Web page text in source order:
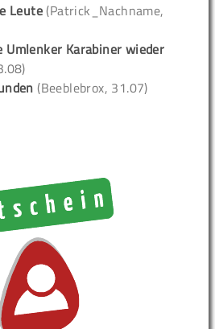
Leute (Patrick_Nachname,
Umlenker Karabiner wieder
(Beeblebrox, 31.07)